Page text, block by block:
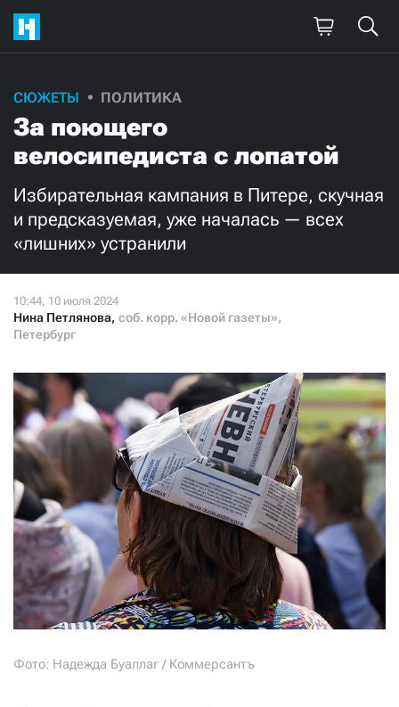
СЮЖЕТЫ ПОЛИТИКА
За поющего
велосипедиста с лопатой
Избирательная кампания в Питере, скучная
и предсказуемая, уже началась — всех
«лишних» устранили
Нина Петлянова, соб. корр. «Новой газеты»,
Петербург
Фото: Надежда Буаллаг / Коммерсантъ
Поддержите
нашу работу!
Ежемесячно Разово
3000 1000
я принимаю условия и подтверждаю свое гражданство РФ
СТАТЬ СОУЧАСТНИКОМ
ПОДЕЛИТЬСЯ С ДРУЗЬЯМИ
Если у вас есть вопросы, пишите donate@novayagazeta.ru
или
звоните:
+7 (929) 612-03-68